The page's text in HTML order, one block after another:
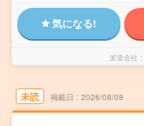
気になる!
派遣会社
未読 掲載日 2026/08/08